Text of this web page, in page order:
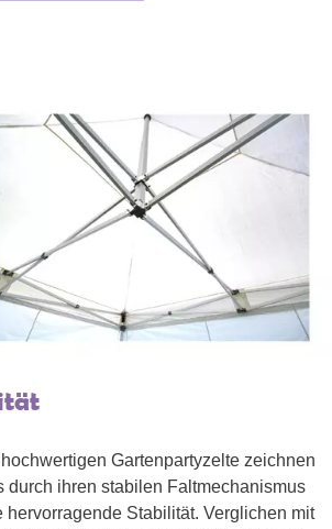
Gartenpartyzelte zeichnen
durch ihren stabilen Faltmechanismus
hervorragende Stabilität. Verglichen mit